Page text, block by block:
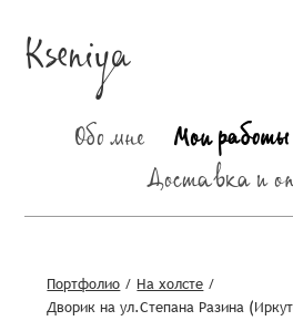
Kseniya
Обо мне Мои работы
Доставка и
Портфолио / На холсте /
Дворик на ул.Степана Разина